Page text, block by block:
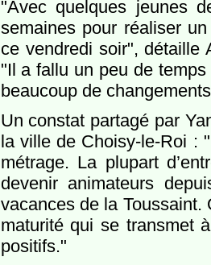
"Avec quelques jeunes
semaines pour réaliser
ce vendredi soir", détaille
"Il a fallu un peu de
beaucoup de
Un constat partagé par
la ville de Choisy-le-Roi :
métrage. La plupart
devenir animateurs
vacances de la
maturité qui se transmet
positifs."